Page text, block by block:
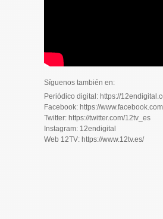
Síguenos también en:
Periódico digital: https://
Facebook: https://
Twitter: https://twitter.com/12tv_es
Instagram: 12endigital
Web 12TV: https://www.12tv.es/